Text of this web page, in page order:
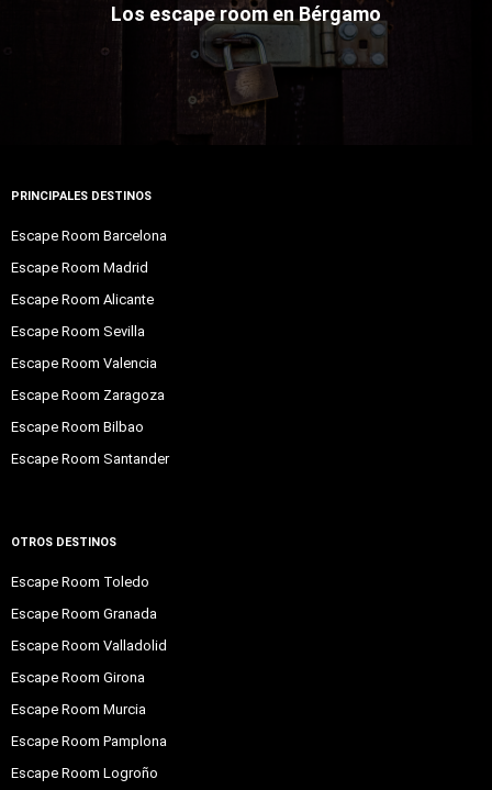
Los escape room en Bérgamo
PRINCIPALES DESTINOS
Escape Room Barcelona
Escape Room Madrid
Escape Room Alicante
Escape Room Sevilla
Escape Room Valencia
Escape Room Zaragoza
Escape Room Bilbao
Escape Room Santander
OTROS DESTINOS
Escape Room Toledo
Escape Room Granada
Escape Room Valladolid
Escape Room Girona
Escape Room Murcia
Escape Room Pamplona
Escape Room Logroño